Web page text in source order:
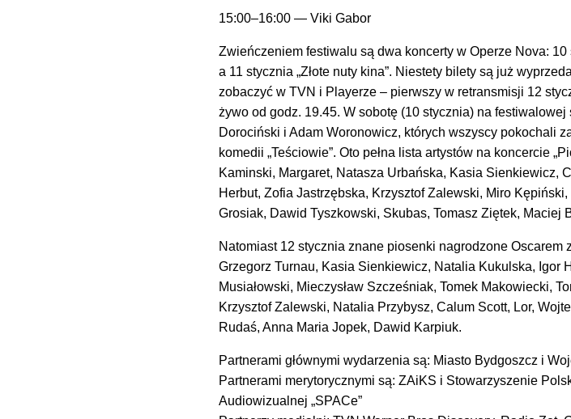
15:00–16:00 — Viki Gabor
Zwieńczeniem festiwalu są dwa koncerty w Operze Nova: 10
a 11 stycznia „Złote nuty kina”. Niestety bilety są już
zobaczyć w TVN i Playerze – pierwszy w retransmisji 12
żywo od godz. 19.45. W sobotę (10 stycznia) na
Dorociński i Adam Woronowicz, których wszyscy pokochali
komedii „Teściowie”. Oto pełna lista artystów na koncercie
Kaminski, Margaret, Natasza Urbańska, Kasia Sienkiewicz,
Herbut, Zofia Jastrzębska, Krzysztof Zalewski, Miro
Grosiak, Dawid Tyszkowski, Skubas, Tomasz Ziętek, Maciej
Natomiast 12 stycznia znane piosenki nagrodzone Oscarem
Grzegorz Turnau, Kasia Sienkiewicz, Natalia Kukulska, Igor
Musiałowski, Mieczysław Szcześniak, Tomek Makowiecki,
Krzysztof Zalewski, Natalia Przybysz, Calum Scott, Lor,
Rudaś, Anna Maria Jopek, Dawid Karpiuk.
Partnerami głównymi wydarzenia są: Miasto Bydgoszcz i
Partnerami merytorycznymi są: ZAiKS i Stowarzyszenie
Audiowizualnej „SPACe”